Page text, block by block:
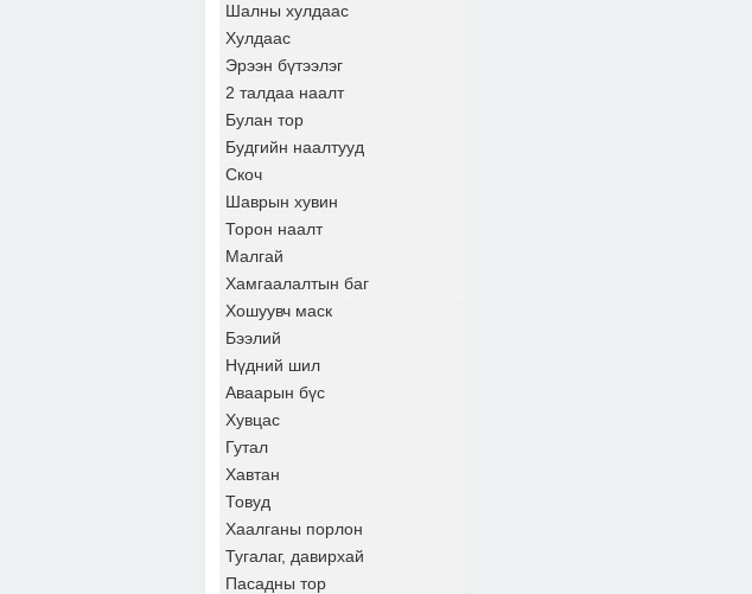
Шалны хулдаас
Хулдаас
Эрээн бүтээлэг
2 талдаа наалт
Булан тор
Будгийн наалтууд
Скоч
Шаврын хувин
Торон наалт
Малгай
Хамгаалалтын баг
Хошуувч маск
Бээлий
Нүдний шил
Аваарын бүс
Хувцас
Гутал
Хавтан
Товуд
Хаалганы порлон
Тугалаг, давирхай
Пасадны тор